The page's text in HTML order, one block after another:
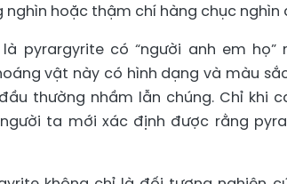
hoặc thậm chí hàng chục
pyrargyrite có “người anh em
vật này có hình dạng và màu
thường nhầm lẫn chúng. Chỉ khi
ta mới xác định được rằng